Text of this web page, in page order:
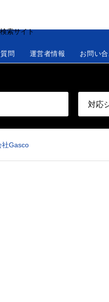
索サイト
問 運営者情報 お問い
社Gasco